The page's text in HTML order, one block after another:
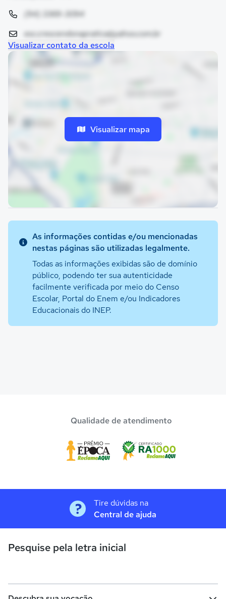
(94) 3369-3094
esc.crescendonapratica@yahoo.com.br
Visualizar contato da escola
Visualizar mapa
As informações contidas e/ou mencionadas
nestas páginas são utilizadas legalmente.
Todas as informações exibidas são de domínio
público, podendo ter sua autenticidade
facilmente verificada por meio do Censo
Escolar, Portal do Enem e/ou Indicadores
Educacionais do INEP.
Qualidade de atendimento
Tire dúvidas na
Central de ajuda
Pesquise pela letra inicial